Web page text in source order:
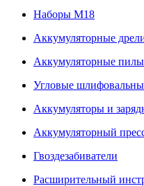
Наборы М18
Аккумуляторные
Аккумуляторные пилы
Угловые
Аккумуляторы и
Аккумуляторный
Гвоздезабиватели
Расширительный